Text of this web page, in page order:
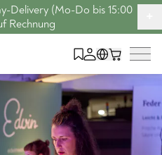
Delivery (Mo-Do bis 15:00
Rechnung